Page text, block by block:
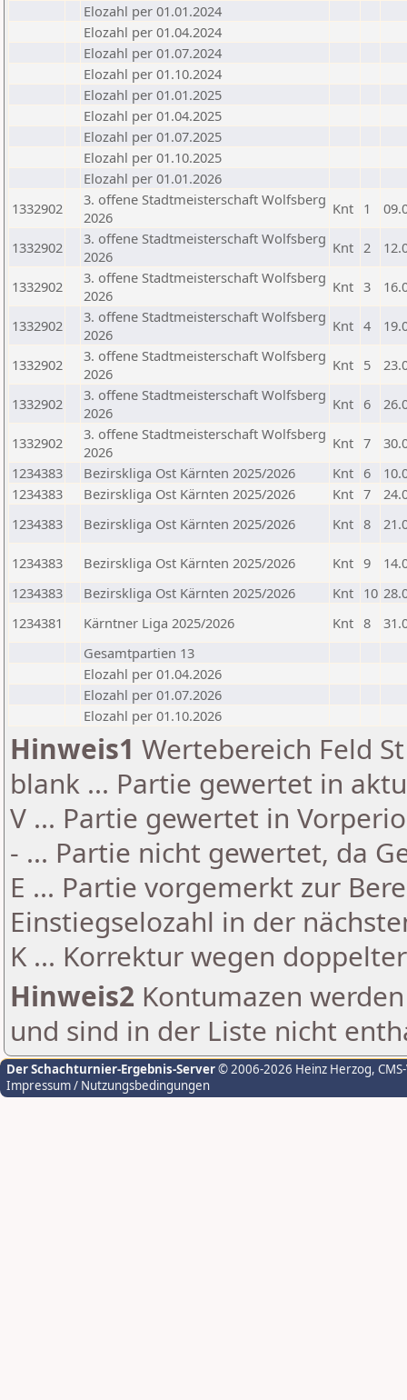
Elozahl per 01.01.2024
Elozahl per 01.04.2024
Elozahl per 01.07.2024
Elozahl per 01.10.2024
Elozahl per 01.01.2025
Elozahl per 01.04.2025
Elozahl per 01.07.2025
Elozahl per 01.10.2025
Elozahl per 01.01.2026
1332902
3. offene Stadtmeisterschaft Wolfsberg
2026
Knt 1
1332902
3. offene Stadtmeisterschaft Wolfsberg
2026
Knt 2
1332902
3. offene Stadtmeisterschaft Wolfsberg
2026
Knt 3
1332902
3. offene Stadtmeisterschaft Wolfsberg
2026
Knt 4
1332902
3. offene Stadtmeisterschaft Wolfsberg
2026
Knt 5
1332902
3. offene Stadtmeisterschaft Wolfsberg
2026
Knt 6
1332902
3. offene Stadtmeisterschaft Wolfsberg
2026
Knt 7
1234383
Bezirskliga Ost Kärnten 2025/2026 Knt 6
1234383
Bezirskliga Ost Kärnten 2025/2026 Knt 7
1234383
Bezirskliga Ost Kärnten 2025/2026 Knt 8
1234383 Bezirskliga Ost Kärnten 2025/2026 Knt 9
1234383
Bezirskliga Ost Kärnten 2025/2026 Knt 10
1234381
Kärntner Liga 2025/2026 Knt 8
Gesamtpartien 13
Elozahl per 01.04.2026
Elozahl per 01.07.2026
Elozahl per 01.10.2026
Hinweis1 Wertebereich Feld
blank ... Partie gewertet in
V ... Partie gewertet in
- ... Partie nicht gewertet, da
E ... Partie vorgemerkt zur
Einstiegselozahl in der
K ... Korrektur wegen
Hinweis2 Kontumazen
und sind in der Liste nicht
Der Schachturnier-Ergebnis-Server© 2006-2026 Heinz Herzog,
Impressum / Nutzungsbedingungen